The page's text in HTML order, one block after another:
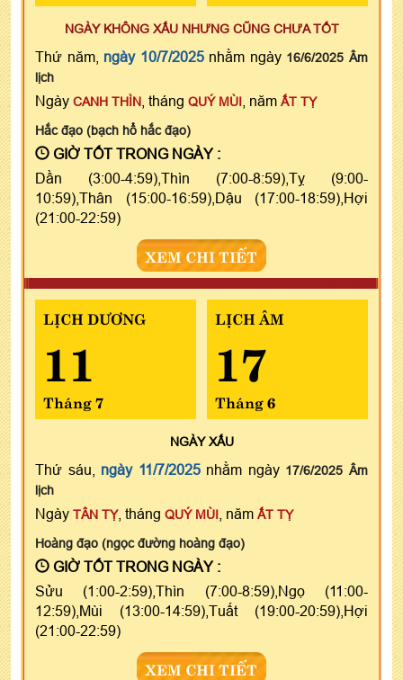
NGÀY KHÔNG XẤU NHƯNG CŨNG CHƯA TỐT
Thứ năm, ngày 10/7/2025nhằm ngày 16/6/2025 Âm
lịch
Ngày CANH THÌN , tháng QUÝ MÙI , năm ẤT TỴ
Hắc đạo (bạch hổ hắc đạo)
GIỜ TỐT TRONG NGÀY :
Dần (3:00-4:59),Thìn (7:00-8:59),Tỵ (9:00-
10:59),Thân (15:00-16:59),Dậu (17:00-18:59),Hợi
(21:00-22:59)
XEM CHI TIẾT
LỊCH DƯƠNG
11
Tháng 7
LỊCH ÂM
17
Tháng 6
NGÀYXẤU
Thứ sáu, ngày 11/7/2025nhằm ngày 17/6/2025 Âm
lịch
Ngày TÂN TỴ, tháng QUÝ MÙI , năm ẤT TỴ
Hoàng đạo (ngọc đường hoàng đạo)
GIỜ TỐT TRONG NGÀY :
Sửu (1:00-2:59),Thìn (7:00-8:59),Ngọ (11:00-
12:59),Mùi (13:00-14:59),Tuất (19:00-20:59),Hợi
(21:00-22:59)
XEM CHI TIẾT